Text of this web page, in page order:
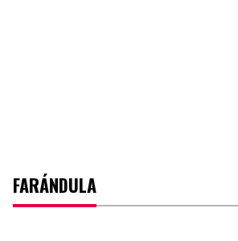
FARÁNDULA